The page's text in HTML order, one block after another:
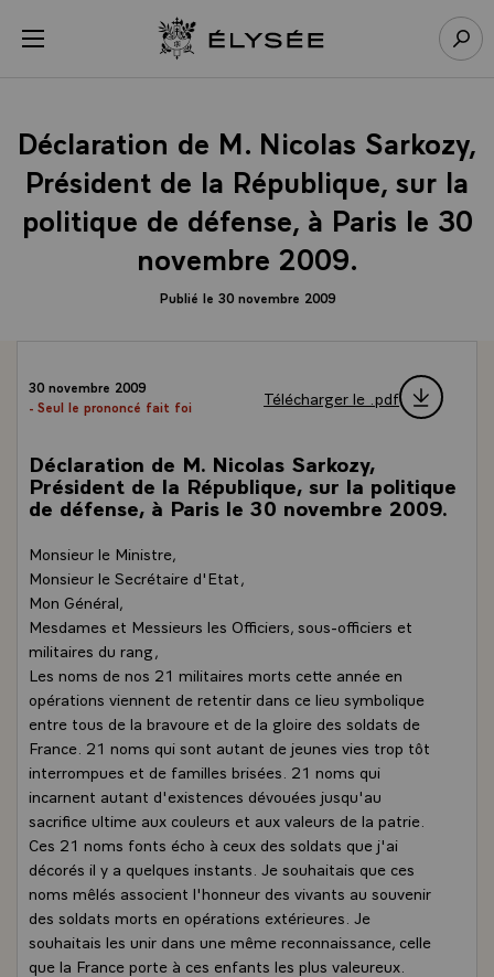
menu Retour à l’accueil Élysée
Déclaration de M. Nicolas Sarkozy,
Président de la République, sur la
politique de défense, à Paris le 30
novembre 2009.
Publié le 30 novembre 2009
30 novembre 2009
- Seul le prononcé fait foi
Télécharger le .pdf
Déclaration de M. Nicolas Sarkozy,
Président de la République, sur la politique
de défense, à Paris le 30 novembre 2009.
Monsieur le Ministre,
Monsieur le Secrétaire d'Etat,
Mon Général,
Mesdames et Messieurs les Officiers, sous-officiers et
militaires du rang,
Les noms de nos 21 militaires morts cette année en
opérations viennent de retentir dans ce lieu symbolique
entre tous de la bravoure et de la gloire des soldats de
France. 21 noms qui sont autant de jeunes vies trop tôt
interrompues et de familles brisées. 21 noms qui
incarnent autant d'existences dévouées jusqu'au
sacrifice ultime aux couleurs et aux valeurs de la patrie.
Ces 21 noms fonts écho à ceux des soldats que j'ai
décorés il y a quelques instants. Je souhaitais que ces
noms mêlés associent l'honneur des vivants au souvenir
des soldats morts en opérations extérieures. Je
souhaitais les unir dans une même reconnaissance, celle
que la France porte à ces enfants les plus valeureux.
Panneau de gestion des cookies